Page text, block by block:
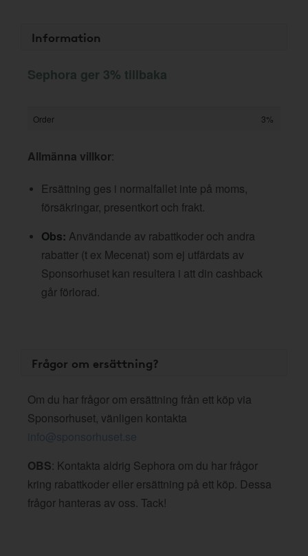
Information
Sephora ger 3% tillbaka
Order 3%
Allmänna villkor:
Ersättning ges i normalfallet inte på moms,
försäkringar, presentkort och frakt.
Obs: Användande av rabattkoder och andra
rabatter (t ex Mecenat) som ej utfärdats av
Sponsorhuset kan resultera i att din cashback
går förlorad.
Frågor om ersättning?
Om du har frågor om ersättning från ett köp via
Sponsorhuset, vänligen kontakta
info@sponsorhuset.se
OBS: Kontakta aldrig Sephora om du har frågor
kring rabattkoder eller ersättning på ett köp. Dessa
frågor hanteras av oss. Tack!